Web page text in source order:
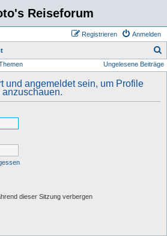
Reiseforum
Anmelden
Registrieren
u
Ungelesene Beiträge
und angemeldet sein, um Profile
anzuschauen.
dieser Sitzung verbergen